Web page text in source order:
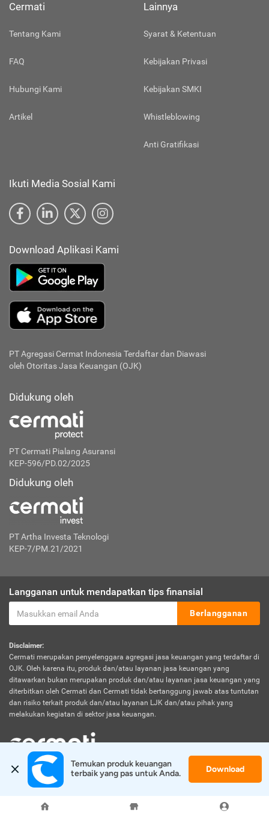
Cermati
Tentang Kami
FAQ
Hubungi Kami
Artikel
Lainnya
Syarat & Ketentuan
Kebijakan Privasi
Kebijakan SMKI
Whistleblowing
Anti Gratifikasi
Ikuti Media Sosial Kami
Download Aplikasi Kami
PT Agregasi Cermat Indonesia Terdaftar dan Diawasi
oleh Otoritas Jasa Keuangan (OJK)
Didukung oleh
PT Cermati Pialang Asuransi
KEP-596/PD.02/2025
Didukung oleh
PT Artha Investa Teknologi
KEP-7/PM.21/2021
Langganan untuk mendapatkan tips finansial
Berlangganan
Disclaimer:
Cermati merupakan penyelenggara agregasi jasa keuangan yang terdaftar di
OJK. Oleh karena itu, produk dan/atau layanan jasa keuangan yang
ditawarkan bukan merupakan produk dan/atau layanan jasa keuangan yang
diterbitkan oleh Cermati dan Cermati tidak bertanggung jawab atas tuntutan
dan risiko terkait produk dan/atau layanan LJK dan/atau pihak yang
melakukan kegiatan di sektor jasa keuangan.
© 2026 Cermati. All Rights Reserved.
Temukan produk keuangan
terbaik yang pas untuk Anda.
Download